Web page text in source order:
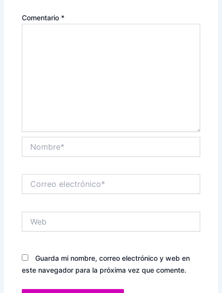
Comentario *
electrónico*
Guarda mi nombre, correo electrónico y web en
este navegador para la próxima vez que comente.